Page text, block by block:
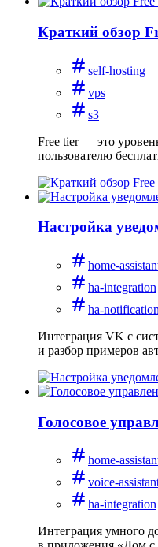
Краткий обзор
self-hosting
vps
s3
Free tier — это
пользователю
Настройка
home-
ha-integration
ha-notification
Интеграция VK с
и разбор примеров
Голосовое
home-
voice-
ha-integration
Интеграция умного